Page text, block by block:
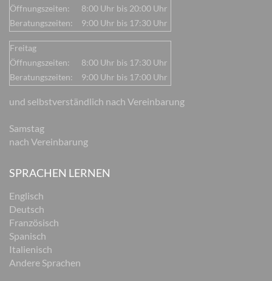
Öffnungszeiten:
8:00 Uhr bis 20:00 Uhr
Beratungszeiten:
9:00 Uhr bis 17:30 Uhr
Freitag
Öffnungszeiten:
8:00 Uhr bis 17:30 Uhr
Beratungszeiten:
9:00 Uhr bis 17:00 Uhr
und selbstverständlich nach Vereinbarung
Samstag
nach Vereinbarung
SPRACHEN LERNEN
Englisch
Deutsch
Französisch
Spanisch
Italienisch
Andere Sprachen